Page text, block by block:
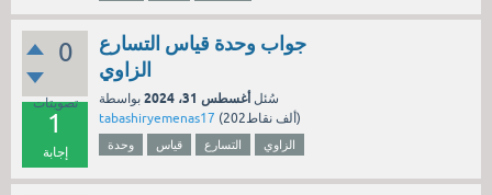
0
تصويتات
1
إجابة
جواب وحدة قياس التسارع
الزاوي
سُئل أغسطس 31، 2024
بواسطة
tabashiryemenas17 ( 202ألف نقاط)
وحدة قياس التسارع الزاوي